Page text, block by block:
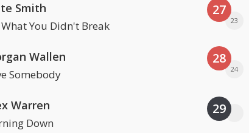
Smith
You Didn't Break
Wallen
Somebody
Warren
Down
27
23
28
24
29